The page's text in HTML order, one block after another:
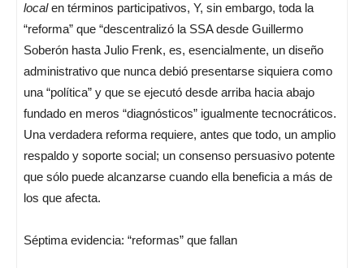
localen términos participativos, Y, sin embargo, toda la
“reforma” que “descentralizó la SSA desde Guillermo
Soberón hasta Julio Frenk, es, esencialmente, un diseño
administrativo que nunca debió presentarse siquiera como
una “política” y que se ejecutó desde arriba hacia abajo
fundado en meros “diagnósticos” igualmente tecnocráticos.
Una verdadera reforma requiere, antes que todo, un amplio
respaldo y soporte social; un consenso persuasivo potente
que sólo puede alcanzarse cuando ella beneficia a más de
los que afecta.
Séptima evidencia: “reformas” que fallan